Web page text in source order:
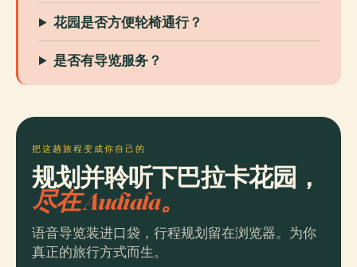
花园是否方便轮椅通行？
是否有导览服务？
把这趟旅程变成你自己的
规划并聆听下巴拉卡花园，
尽在 Audiala。
语音导览装进口袋，行程规划留在浏览器。为你
真正的旅行方式而生。